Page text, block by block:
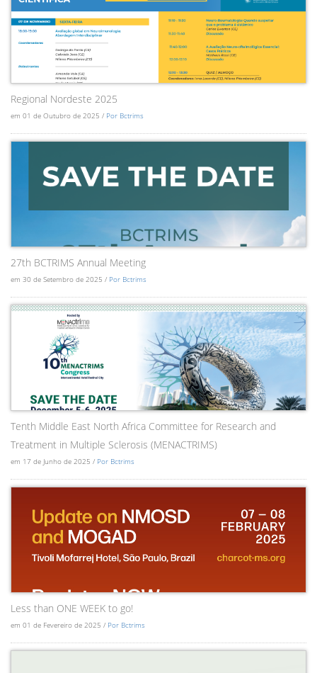
Regional Nordeste 2025
em 01 de Outubro de 2025 / Por Bctrims
27th BCTRIMS Annual Meeting
em 30 de Setembro de 2025 / Por Bctrims
Tenth Middle East North Africa Committee for Research and
Treatment in Multiple Sclerosis (MENACTRIMS)
em 17 de Junho de 2025 / Por Bctrims
Less than ONE WEEK to go!
em 01 de Fevereiro de 2025 / Por Bctrims